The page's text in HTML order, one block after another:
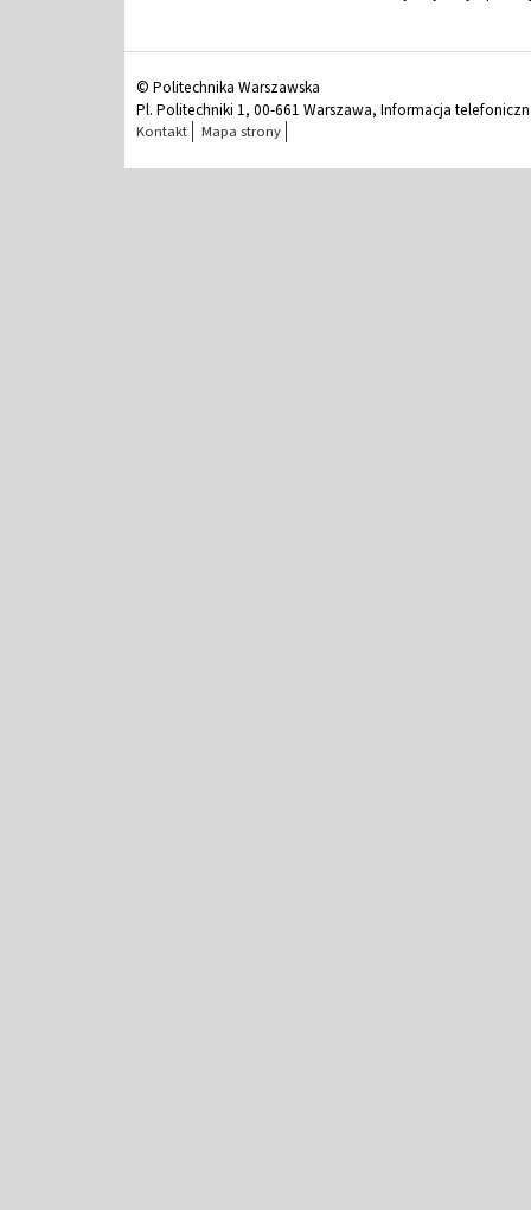
© Politechnika Warszawska
Pl. Politechniki 1, 00-661 Warszawa, Informacja
Kontakt Mapa strony